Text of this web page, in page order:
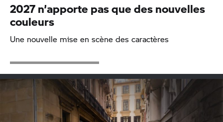
Urban Mobility
2027 n’apporte pas que des nouvelles
couleurs
Une nouvelle mise en scène des caractères